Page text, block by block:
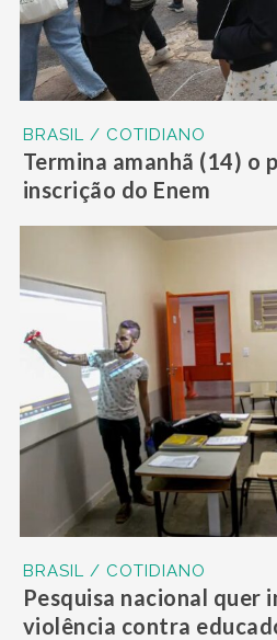
BRASIL / COTIDIANO
Termina amanhã (14) o
inscrição do Enem
BRASIL / COTIDIANO
Pesquisa nacional quer
violência contra